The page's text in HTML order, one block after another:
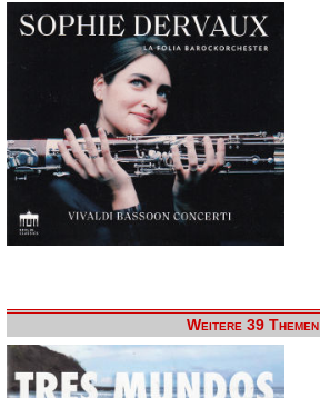
Weitere 39 Themen